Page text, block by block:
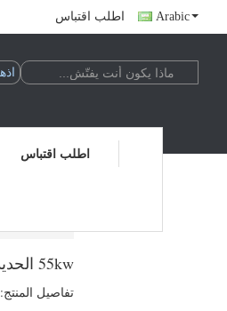
اطلب اقتباس Arabic
اطلب اقتباس
55kw الحديد BKW6005 ثلاثة أجزاء الجذور تنفّس لتهوية مياه الصرف الصحي
تفاصيل المنتج: